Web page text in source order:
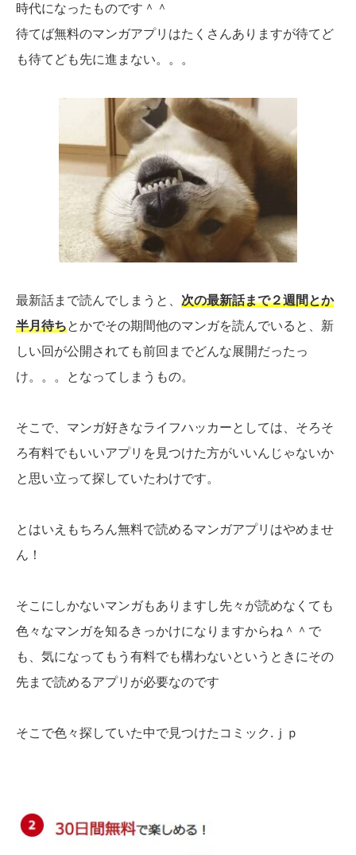
時代になったものです＾＾
待てば無料のマンガアプリはたくさんありますが待てど
も待てども先に進まない。。。
最新話まで読んでしまうと、 次の最新話まで２週間とか
半月待ちとかでその期間他のマンガを読んでいると、新
しい回が公開されても前回までどんな展開だったっ
け。。。となってしまうもの。
そこで、マンガ好きなライフハッカーとしては、そろそ
ろ有料でもいいアプリを見つけた方がいいんじゃないか
と思い立って探していたわけです。
とはいえもちろん無料で読めるマンガアプリはやめませ
ん！
そこにしかないマンガもありますし先々が読めなくても
色々なマンガを知るきっかけになりますからね＾＾で
も、気になってもう有料でも構わないというときにその
先まで読めるアプリが必要なのです
そこで色々探していた中で見つけたコミック.ｊｐ